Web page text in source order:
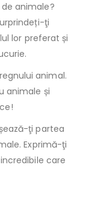
animale?
ţi
lor preferat și
animal.
animale și
ţi partea
Exprimă-ţi
care